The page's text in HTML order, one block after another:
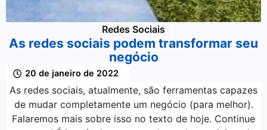
Redes Sociais
As redes sociais podem transformar seu
negócio
20 de janeiro de 2022
As redes sociais, atualmente, são ferramentas capazes
de mudar completamente um negócio (para melhor).
Falaremos mais sobre isso no texto de hoje. Continue